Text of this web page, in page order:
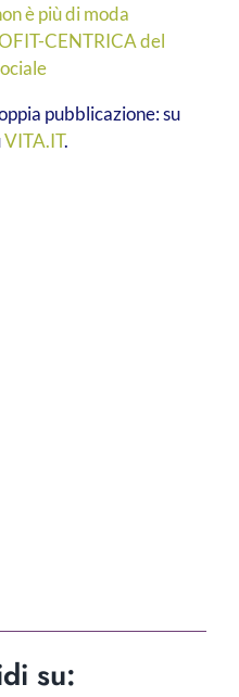
è più di moda
CENTRICA del
pubblicazione: su
VITA.IT.
su: